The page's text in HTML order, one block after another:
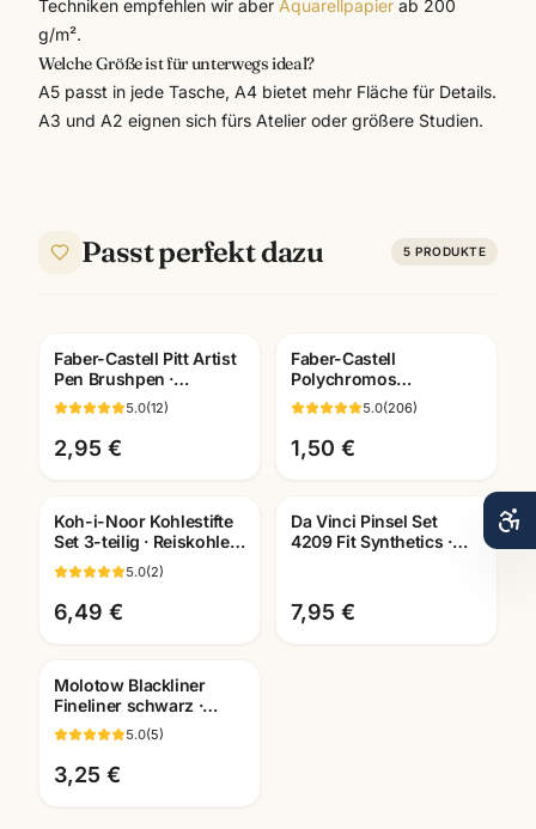
Techniken empfehlen wir aber Aquarellpapier ab 200
g/m².
Welche Größe ist für unterwegs ideal?
A5 passt in jede Tasche, A4 bietet mehr Fläche für Details.
A3 und A2 eignen sich fürs Atelier oder größere Studien.
Passt perfekt dazu 5 PRODUKTE
Faber-Castell Pitt Artist
Pen Brushpen ·
pigmentiert
dokumentenecht · alle
Farben
5.0(12)
2,95 €
Faber-Castell
Polychromos
Künstlerfarbstifte ·
Einzelstift alle Farben ·
Mannheim
5.0(206)
1,50 €
Koh-i-Noor Kohlestifte
Set 3-teilig · Reiskohle
weiss + schwarz ·
Künstlerbedarf
5.0(2)
6,49 €
Da Vinci Pinsel Set
4209 Fit Synthetics ·
7,95 €
Molotow Blackliner
Fineliner schwarz ·
pigmentiert +
dokumentenecht ·
Künstlerbedarf
5.0(5)
3,25 €